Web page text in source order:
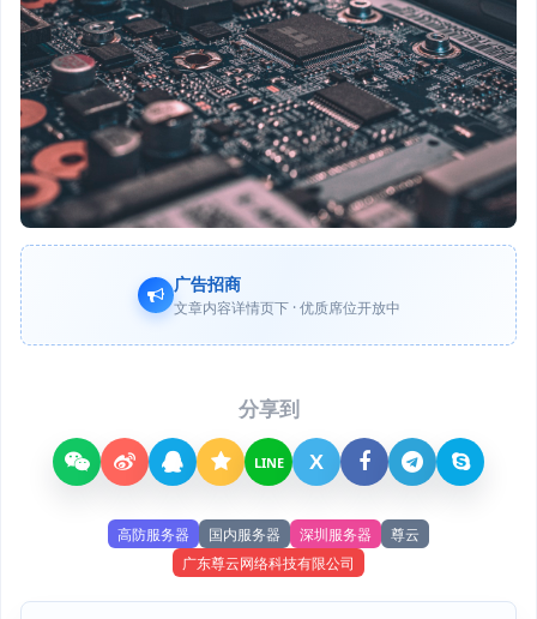
广告招商
文章内容详情页下 · 优质席位开放中
分享到
LINE X
高防服务器 国内服务器 深圳服务器
尊云
广东尊云网络科技有限公司